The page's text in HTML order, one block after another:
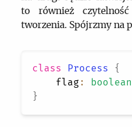
to również
tworzenia. Spójrzmy na
class Process
{
    flag
: boolean
}